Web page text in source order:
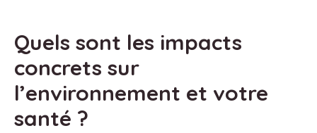
Quels sont les impacts
concrets sur
l’environnement et votre
santé ?